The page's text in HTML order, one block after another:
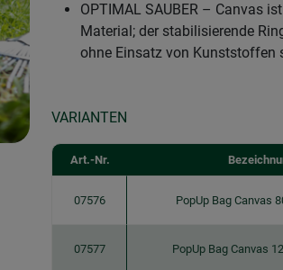
OPTIMAL SAUBER – Canvas
Material; der stabilisierende
ohne Einsatz von Kunststoffen
VARIANTEN
Art.-Nr.
07576 PopUp Bag Canvas
07577 PopUp Bag Canvas